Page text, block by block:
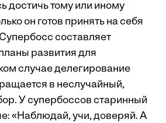
достичь тому или иному
он готов принять на себя
составляет
развития для
случае делегирование
в неслучайный,
У супербоссов старинный
«Наблюдай, учи, доверяй. А